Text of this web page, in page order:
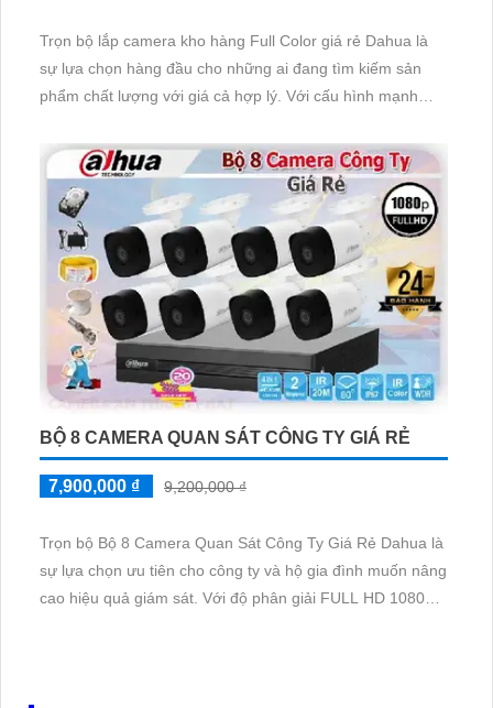
Trọn bộ lắp camera kho hàng Full Color giá rẻ Dahua là
sự lựa chọn hàng đầu cho những ai đang tìm kiếm sản
phẩm chất lượng với giá cả hợp lý. Với cấu hình mạnh
phân giải FULL HD 1080P 2.0 MP. Camera này được thiết
kế dễ dàng cài đặt và sử dụng, cho phép người dùng xem
hình ảnh trực tiếp trên điện thoại thông qua ứng dụng di
động
BỘ 8 CAMERA QUAN SÁT CÔNG TY GIÁ RẺ
7,900,000 ₫ 9,200,000 ₫
Trọn bộ Bộ 8 Camera Quan Sát Công Ty Giá Rẻ Dahua là
sự lựa chọn ưu tiên cho công ty và hộ gia đình muốn nâng
cao hiệu quả giám sát. Với độ phân giải FULL HD 1080P